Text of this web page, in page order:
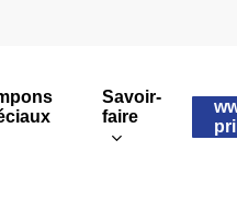
Savoir-
faire